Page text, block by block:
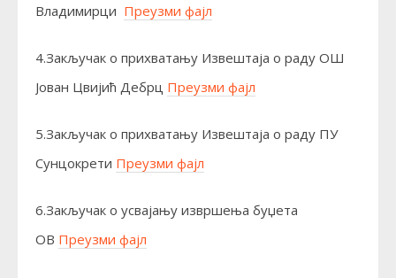
Владимирци Преузми фајл
4.Закључак о прихватању Извештаја о раду ОШ
Јован Цвијић Дебрц Преузми фајл
5.Закључак о прихватању Извештаја о раду ПУ
Сунцокрети Преузми фајл
6.Закључак о усвајању извршења буџета
ОВ Преузми фајл